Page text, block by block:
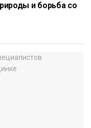
и борьба со